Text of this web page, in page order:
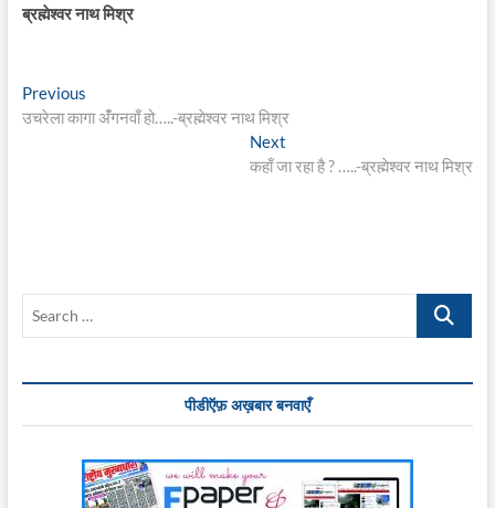
ब्रह्मेश्वर नाथ मिश्र
Post
navigation
PreviousPrevious
post:
उचरेला कागा अंँगनवाँ हो…..-ब्रह्मेश्वर नाथ मिश्र
Next
post:
कहाँ जा रहा है ? …..-ब्रह्मेश्वर नाथ मिश्र
Search
पीडीऍफ़ अख़बार बनवाएँ